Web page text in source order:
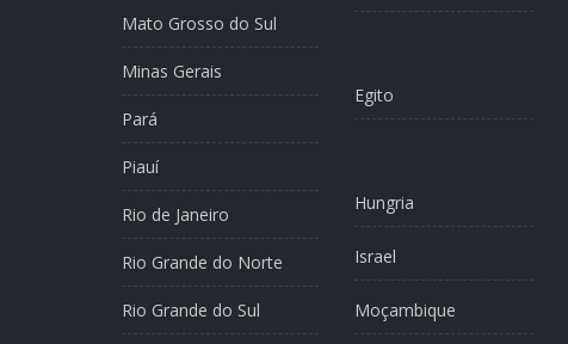
Mato Grosso do Sul
Minas Gerais
Pará
Piauí
Rio de Janeiro
Rio Grande do Norte
Rio Grande do Sul
Egito
Hungria
Israel
Moçambique